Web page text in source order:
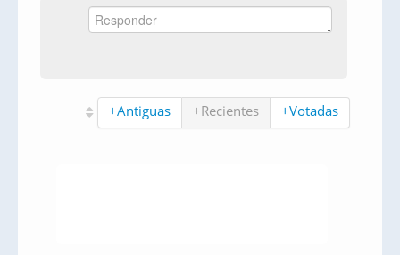
+Antiguas +Recientes +Votadas